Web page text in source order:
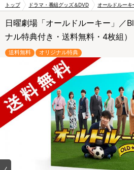
トップ ドラマ・番組グッズ＆DVD オールドルーキ
日曜劇場「オールドルーキー」／
ナル特典付き・送料無料・4枚組）
送料無料 オリジナル特典